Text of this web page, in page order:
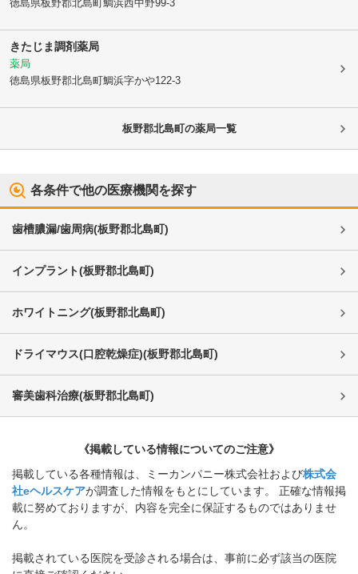
徳島県板野郡北島町鯛浜西中野99-3
きたじま調剤薬局
薬局
徳島県板野郡北島町鯛浜字かや122-3
板野郡北島町の薬局一覧
各条件で他の医療機関を探す
歯槽膿漏/歯周病(板野郡北島町)
インプラント(板野郡北島町)
ホワイトニング(板野郡北島町)
ドライマウス(口腔乾燥症)(板野郡北島町)
審美歯科治療(板野郡北島町)
《掲載している情報についてのご注意》
掲載している各種情報は、ミーカンパニー株式会社および株式会
社eヘルスケアが調査した情報をもとにしています。 正確な情報掲
載に努めておりますが、内容を完全に保証するものではありませ
ん。
掲載されている医院を受診される場合は、事前に必ず該当の医院